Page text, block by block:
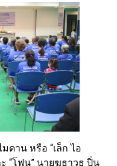
ดาน หรือ “เล็ก ไอ
“โฟน” นายฆธาวุธ ปิ่น